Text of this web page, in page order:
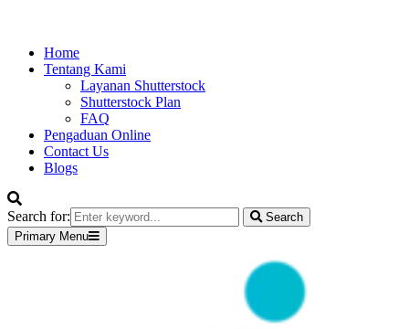
Home
Tentang Kami
Layanan Shutterstock
Shutterstock Plan
FAQ
Pengaduan Online
Contact Us
Blogs
Search for:
Search
Primary Menu